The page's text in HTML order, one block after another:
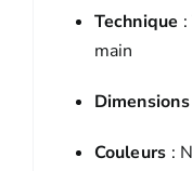
Technique
main
Dimensions
Couleurs :